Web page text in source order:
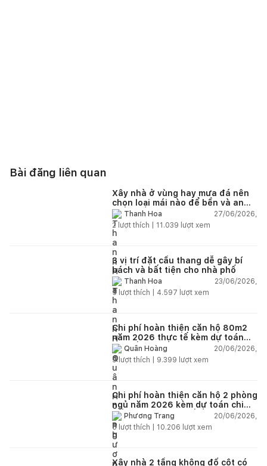
Bài đăng liên quan
Xây nhà ở vùng hay mưa đá nên
chọn loại mái nào để bền và an
toàn?Thanh Hoa
27/06/2026,
2 lượt thích | 11.039 lượt xem
3 vị trí đặt cầu thang dễ gây bí
bách và bất tiện cho nhà phố
Thanh Hoa
23/06/2026,
5 lượt thích | 4.597 lượt xem
Chi phí hoàn thiện căn hộ 80m2
năm 2026 thực tế kèm dự toán
chi tiết từng hạng mục
Quân Hoàng
20/06/2026,
9lượt thích | 9.399 lượt xem
Chi phí hoàn thiện căn hộ 2 phòng
ngủ năm 2026 kèm dự toán chi
tiết và ví dụ thực tế
Phương Trang
20/06/2026,
5 lượt thích | 10.206 lượt xem
Xây nhà 2 tầng không đổ cột có